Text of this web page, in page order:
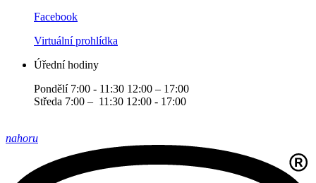
Facebook
Virtuální prohlídka
Úřední hodiny
Pondělí 7:00 - 11:30 12:00 – 17:00
Středa 7:00 – 11:30 12:00 - 17:00
nahoru